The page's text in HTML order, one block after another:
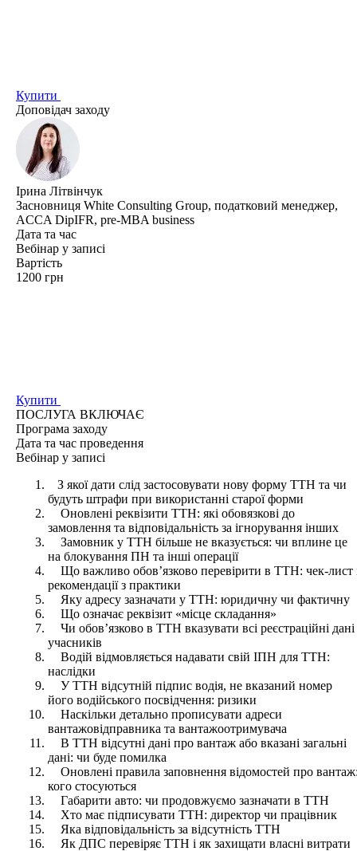
Купити
Доповідач заходу
Ірина Літвінчук
Засновниця White Consulting Group, податковий менеджер,
ACCA DipIFR, pre-MBA business
Дата та час
Вебінар у записі
Вартість
1200 грн
Купити
ПОСЛУГА ВКЛЮЧАЄ
Програма заходу
Дата та час проведення
Вебінар у записі
З якої дати слід застосовувати нову форму ТТН та чи
будуть штрафи при використанні старої форми
Оновлені реквізити ТТН: які обовязкові до
замовлення та відповідальність за ігнорування інших
Замовник у ТТН більше не вказується: чи вплине це
на блокування ПН та інші операції
Що важливо обов’язково перевірити в ТТН: чек-лист
рекомендації з практики
Яку адресу зазначати у ТТН: юридичну чи фактичну
Що означає реквізит «місце складання»
Чи обов’язково в ТТН вказувати всі реєстраційні дані
учасників
Водій відмовляється надавати свій ІПН для ТТН:
наслідки
У ТТН відсутній підпис водія, не вказаний номер
його водійського посвідчення: ризики
Наскільки детально прописувати адреси
вантажовідправника та вантажоотримувача
В ТТН відсутні дані про вантаж або вказані загальні
дані: чи буде помилка
Оновлені правила заповнення відомостей про
кого стосуються
Габарити авто: чи продовжуємо зазначати в ТТН
Хто має підписувати ТТН: директор чи працівник
Яка відповідальність за відсутність ТТН
Як ДПС перевіряє ТТН і як захищати власні витрати